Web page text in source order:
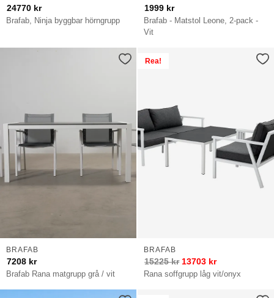
Brafab, Ninja byggbar hörngrupp
24770 kr
Brafab - Matstol Leone, 2-pack -
Vit
1999 kr
Brafab Rana matgrupp grå / vit
BRAFAB
7208 kr
Rea!
Rana soffgrupp låg vit/onyx
BRAFAB
15225kr 13703 kr